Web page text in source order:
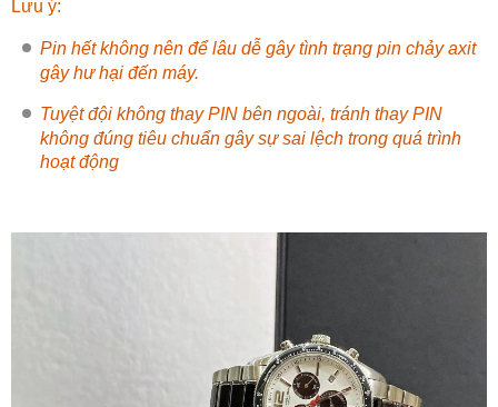
Lưu ý:
Pin hết không nên để lâu dễ gây tình trạng pin chảy axit
gây hư hại đến máy.
Tuyệt đội không thay PIN bên ngoài, tránh thay PIN
không đúng tiêu chuẩn gây sự sai lệch trong quá trình
hoạt động